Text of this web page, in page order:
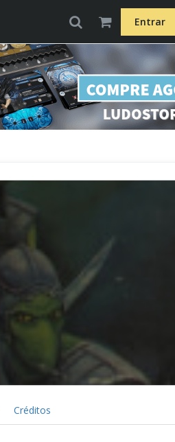
Entrar
Créditos